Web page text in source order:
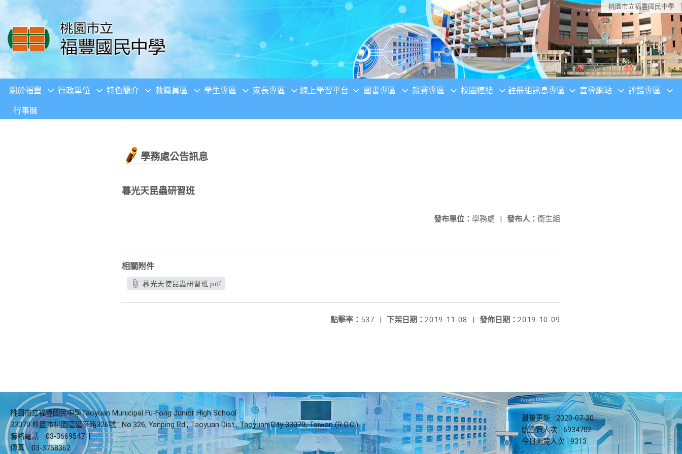
移至網頁之主要內容區位置 桃園市立福豐國民中學
關於福豐 行政單位 特色簡介 教職員區 學生專區 家長專區 線上學習平台 圖書專區 競賽專區 校園連結 註冊組訊息專區 宣導網站 評鑑專區
行事曆
:::
學務處公告訊息
暮光天昆蟲研習班
發布人： 衛生組
發布單位： 學務處 |
相關附件
暮光天使昆蟲研習班.pdf
發佈日期： 2019-10-09
下架日期： 2019-11-08 |
點擊率： 537 |
桃園市立福豐國民中學Taoyuan Municipal Fu-Fong Junior High School
33070 桃園市桃園區延平路326號
No.326, Yanping Rd., Taoyuan Dist., Taoyuan City 33070, Taiwan (R.O.C.)
聯絡電話
03-3669547 |
傳真
03-3758362
最後更新
2020-07-30
總瀏覽人次
6934702
今日瀏覽人次
9313